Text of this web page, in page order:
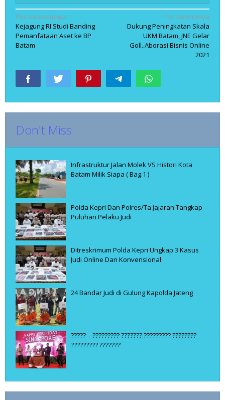
Navigasi
pos
Pos sebelumnya
Kejagung RI Studi Banding
Pemanfataan Aset ke BP
Batam
Pos berikutnya
Dukung Peningkatan Skala
UKM Batam, JNE Gelar
Goll..Aborasi Bisnis Online
2021
Don't Miss
Infrastruktur Jalan Molek VS Histori Kota
Batam Milik Siapa ( Bag.1 )
Polda Kepri Dan Polres/Ta Jajaran Tangkap
Puluhan Pelaku Judi
Ditreskrimum Polda Kepri Ungkap 3 Kasus
Judi Online Dan Konvensional
24 Bandar Judi di Gulung Kapolda Jateng
????? – ????????? ??????? ????????? ????????
????????? ???????